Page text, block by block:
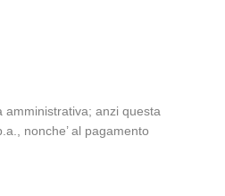
anzi questa
nonche’ al pagamento